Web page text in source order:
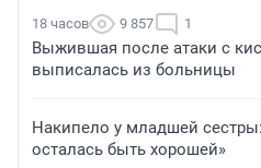
18 часов 9 857 1
Выжившая после атаки с
выписалась из больницы
Накипело у младшей
осталась быть хорошей»